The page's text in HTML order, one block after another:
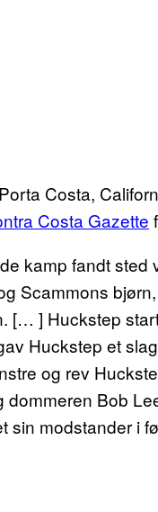
Costa,
Costa Gazette
kamp fandt
Scammons
[… ] Huckstep
Huckstep et
og rev
dommeren Bob
sin modstander i